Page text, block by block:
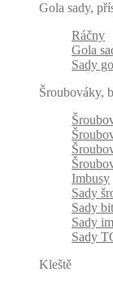
Gola sady,
Ráčny
Gola
Sady
Šroubováky,
Imbusy
Sady
Sady
Sady
Sady
Kleště